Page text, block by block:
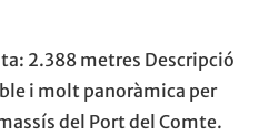
2.388 metres Descripció
i molt panoràmica per
del Port del Comte.